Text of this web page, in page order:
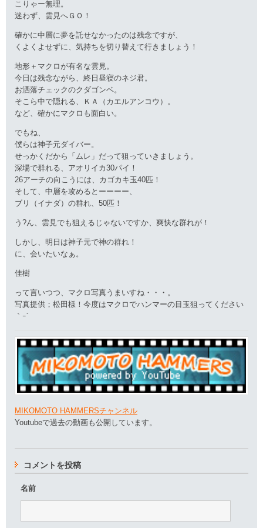
こりゃー無理。
迷わず、雲見へＧＯ！
確かに中層に夢を託せなかったのは残念ですが、
くよくよせずに、気持ちを切り替えて行きましょう！
地形＋マクロが有名な雲見。
今日は残念ながら、終日昼寝のネジ君。
お洒落チェックのクダゴンベ。
そこら中で隠れる、ＫＡ（カエルアンコウ）。
など、確かにマクロも面白い。
でもね、
僕らは神子元ダイバー。
せっかくだから「ムレ」だって狙っていきましょう。
深場で群れる、アオリイカ30パイ！
26アーチの向こうには、カゴカキ玉40匹！
そして、中層を攻めるとーーーー、
ブリ（イナダ）の群れ、50匹！
う?ん、雲見でも狙えるじゃないですか、爽快な群れが！
しかし、明日は神子元で神の群れ！
に、会いたいなぁ。
佳樹
って言いつつ、マクロ写真うまいすね・・・。
写真提供；松田様！今度はマクロでハンマーの目玉狙ってください
｀ｰ´
MIKOMOTO HAMMERSチャンネル
Youtubeで過去の動画も公開しています。
コメントを投稿
名前